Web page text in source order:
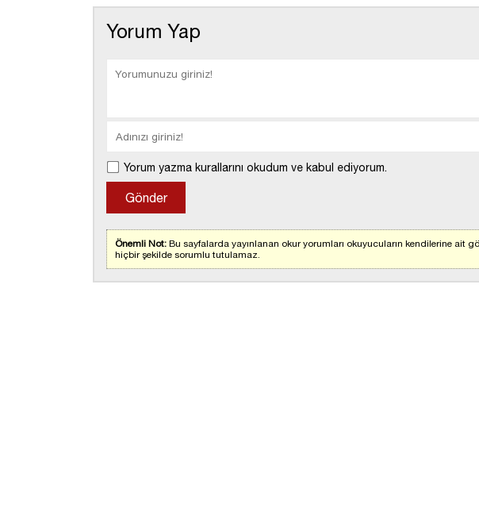
Yorum Yap
Yorum yazma kurallarını okudum ve kabul ediyorum.
Önemli Not: Bu sayfalarda yayınlanan okur yorumları okuyucuların kendilerine ait
hiçbir şekilde sorumlu tutulamaz.